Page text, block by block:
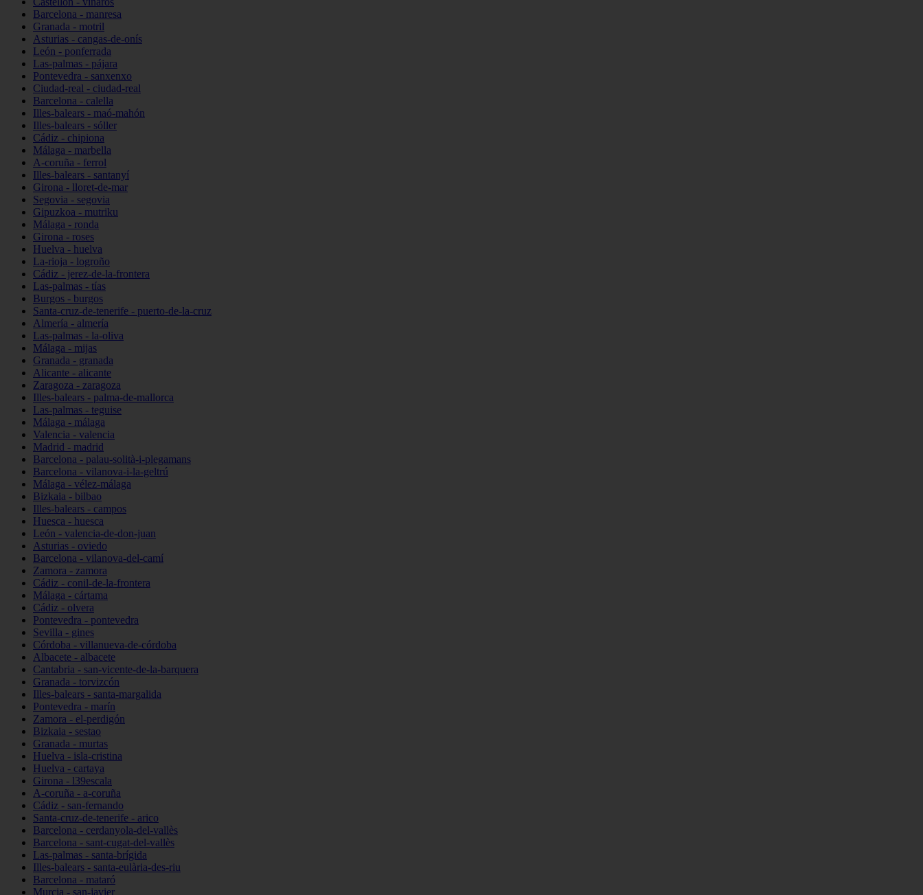
Barcelona - manresa
Granada - motril
Asturias - cangas-de-onís
León - ponferrada
Las-palmas - pájara
Pontevedra - sanxenxo
Ciudad-real - ciudad-real
Barcelona - calella
Illes-balears - maó-mahón
Illes-balears - sóller
Cádiz - chipiona
Málaga - marbella
A-coruña - ferrol
Illes-balears - santanyí
Girona - lloret-de-mar
Segovia - segovia
Gipuzkoa - mutriku
Málaga - ronda
Girona - roses
Huelva - huelva
La-rioja - logroño
Cádiz - jerez-de-la-frontera
Las-palmas - tías
Burgos - burgos
Santa-cruz-de-tenerife - puerto-de-la-cruz
Almería - almería
Las-palmas - la-oliva
Málaga - mijas
Granada - granada
Alicante - alicante
Zaragoza - zaragoza
Illes-balears - palma-de-mallorca
Las-palmas - teguise
Málaga - málaga
Valencia - valencia
Madrid - madrid
Barcelona - palau-solità-i-plegamans
Barcelona - vilanova-i-la-geltrú
Málaga - vélez-málaga
Bizkaia - bilbao
Illes-balears - campos
Huesca - huesca
León - valencia-de-don-juan
Asturias - oviedo
Barcelona - vilanova-del-camí
Zamora - zamora
Cádiz - conil-de-la-frontera
Málaga - cártama
Cádiz - olvera
Pontevedra - pontevedra
Sevilla - gines
Córdoba - villanueva-de-córdoba
Albacete - albacete
Cantabria - san-vicente-de-la-barquera
Granada - torvizcón
Illes-balears - santa-margalida
Pontevedra - marín
Zamora - el-perdigón
Bizkaia - sestao
Granada - murtas
Huelva - isla-cristina
Huelva - cartaya
Girona - l39escala
A-coruña - a-coruña
Cádiz - san-fernando
Santa-cruz-de-tenerife - arico
Barcelona - cerdanyola-del-vallès
Barcelona - sant-cugat-del-vallès
Las-palmas - santa-brígida
Illes-balears - santa-eulària-des-riu
Barcelona - mataró
Murcia - san-javier